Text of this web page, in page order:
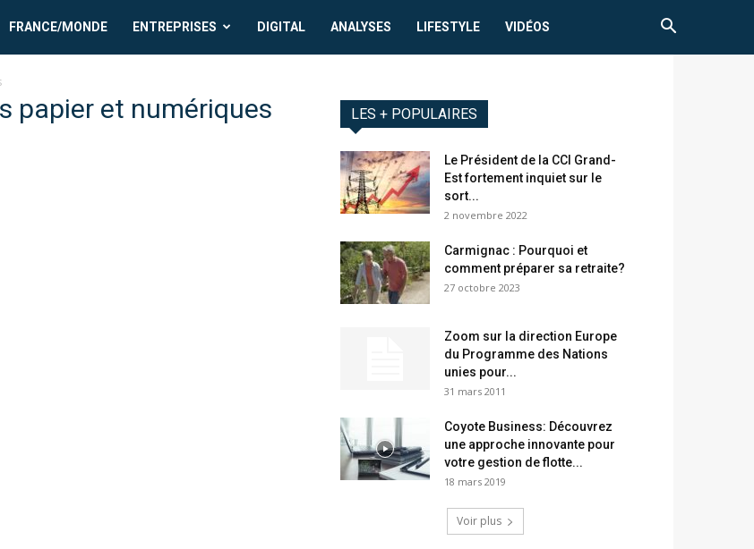
FRANCE/MONDE ENTREPRISES DIGITAL ANALYSES LIFESTYLE VIDÉOS
papier et numériques LES + POPULAIRES
Le Président de la CCI Grand-
Est fortement inquiet sur le
sort...
2 novembre 2022
Carmignac : Pourquoi et
comment préparer sa retraite?
27 octobre 2023
Zoom sur la direction Europe
du Programme des Nations
unies pour...
31 mars 2011
Coyote Business: Découvrez
une approche innovante pour
votre gestion de flotte...
18 mars 2019
Voir plus